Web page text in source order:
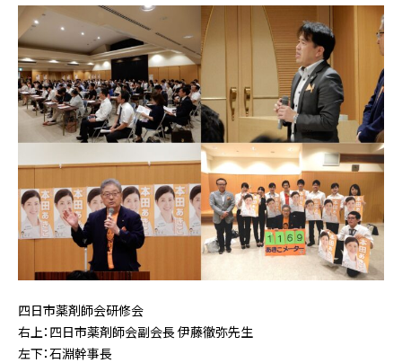
四日市薬剤師会研修会
右上：四日市薬剤師会副会長 伊藤徹弥先生
左下：石淵幹事長